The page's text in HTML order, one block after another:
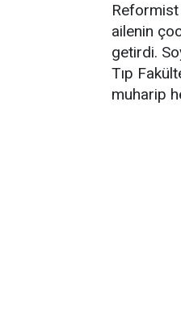
ailenin
getirdi.
Tıp
muharip